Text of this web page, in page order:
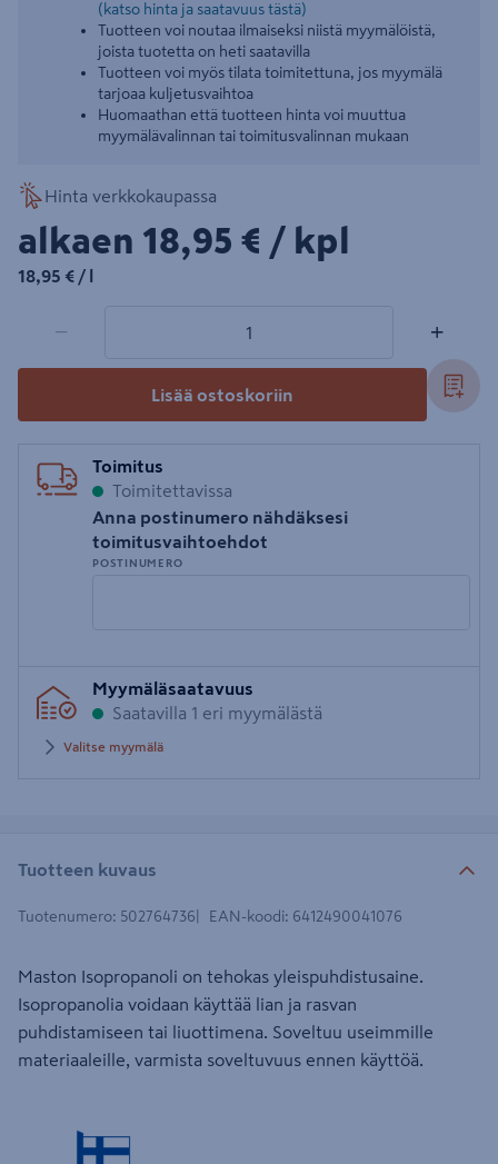
(katso hinta ja saatavuus tästä)
Tuotteen voi noutaa ilmaiseksi niistä myymälöistä,
joista tuotetta on heti saatavilla
Tuotteen voi myös tilata toimitettuna, jos myymälä
tarjoaa kuljetusvaihtoa
Huomaathan että tuotteen hinta voi muuttua
myymälävalinnan tai toimitusvalinnan mukaan
Hinta verkkokaupassa
alkaen 18,95€/kpl
18,95 € / kpl
18,95€/l
18,95 € / l
− +
Lisää ostoskoriin
Toimitus
Toimitettavissa
Anna postinumero nähdäksesi
toimitusvaihtoehdot
POSTINUMERO
postinumero
Myymäläsaatavuus
Saatavilla 1 eri myymälästä
Valitse myymälä
Tuotteen kuvaus
Tuotenumero: 502764736 EAN-koodi: 6412490041076
Maston Isopropanoli on tehokas yleispuhdistusaine.
Isopropanolia voidaan käyttää lian ja rasvan
puhdistamiseen tai liuottimena. Soveltuu useimmille
materiaaleille, varmista soveltuvuus ennen käyttöä.